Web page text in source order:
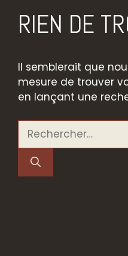
RIEN DE
Il semblerait que
mesure de trouver
en lançant une
Rechercher :